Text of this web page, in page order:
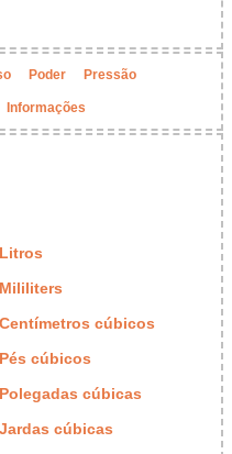
Poder Pressão
Informações
cúbicos
cúbicos
cúbicas
cúbicas